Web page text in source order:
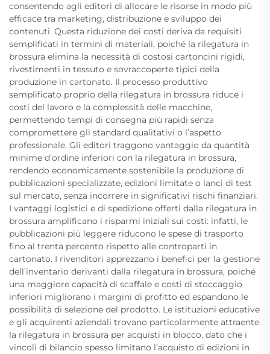
consentendo agli editori di allocare le risorse in modo più
efficace tra marketing, distribuzione e sviluppo dei
contenuti. Questa riduzione dei costi deriva da requisiti
semplificati in termini di materiali, poiché la rilegatura in
brossura elimina la necessità di costosi cartoncini rigidi,
rivestimenti in tessuto e sovraccoperte tipici della
produzione in cartonato. Il processo produttivo
semplificato proprio della rilegatura in brossura riduce i
costi del lavoro e la complessità delle macchine,
permettendo tempi di consegna più rapidi senza
compromettere gli standard qualitativi o l’aspetto
professionale. Gli editori traggono vantaggio da quantità
minime d’ordine inferiori con la rilegatura in brossura,
rendendo economicamente sostenibile la produzione di
pubblicazioni specializzate, edizioni limitate o lanci di test
sul mercato, senza incorrere in significativi rischi finanziari.
I vantaggi logistici e di spedizione offerti dalla rilegatura in
brossura amplificano i risparmi iniziali sui costi: infatti, le
pubblicazioni più leggere riducono le spese di trasporto
fino al trenta percento rispetto alle controparti in
cartonato. I rivenditori apprezzano i benefici per la gestione
dell’inventario derivanti dalla rilegatura in brossura, poiché
una maggiore capacità di scaffale e costi di stoccaggio
inferiori migliorano i margini di profitto ed espandono le
possibilità di selezione del prodotto. Le istituzioni educative
e gli acquirenti aziendali trovano particolarmente attraente
la rilegatura in brossura per acquisti in blocco, dato che i
vincoli di bilancio spesso limitano l’acquisto di edizioni in